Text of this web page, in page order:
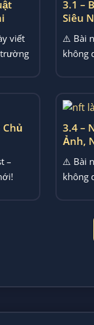
Chế
viết
3.1 –
Siêu
⚠️ Bài
không
Chủ
–
3.4 –
Ảnh,
⚠️ Bài
không